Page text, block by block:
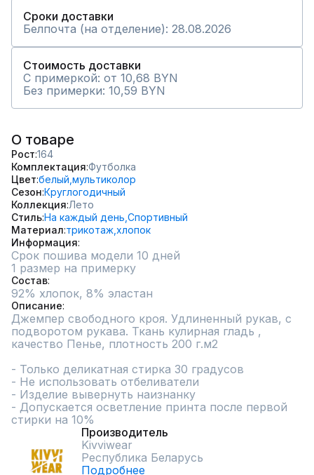
Сроки доставки
Белпочта (на отделение): 28.08.2026
Стоимость доставки
С примеркой: от 10,68 BYN
Без примерки: 10,59 BYN
О товаре
Рост 164
Комплектация Футболка
Цвет белый, мультиколор
Сезон Круглогодичный
Коллекция Лето
СтильНа каждый день, Спортивный
Материал трикотаж, хлопок
Информация
Срок пошива модели 10 дней
1 размер на примерку
Состав
92% хлопок, 8% эластан
Описание
Джемпер свободного кроя. Удлиненный рукав, с
подворотом рукава. Ткань кулирная гладь ,
качество Пенье, плотность 200 г.м2
- Только деликатная стирка 30 градусов
- Не использовать отбеливатели
- Изделие вывернуть наизнанку
- Допускается осветление принта после первой
стирки на 10%
Производитель
Kivviwear
Республика Беларусь
Подробнее